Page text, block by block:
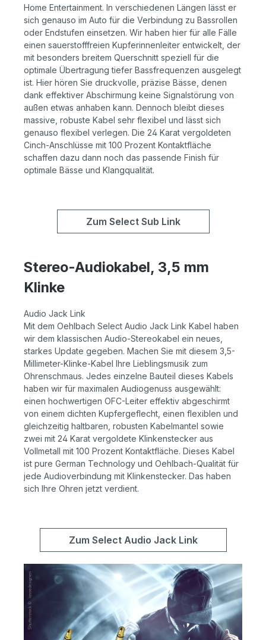
Home Entertainment. In verschiedenen Längen lässt er
sich genauso im Auto für die Verbindung zu Bassrollen
oder Endstufen einsetzen. Wir haben hier für alle Fälle
einen sauerstofffreien Kupferinnenleiter entwickelt, der
mit besonders breitem Querschnitt speziell für die
optimale Übertragung tiefer Bassfrequenzen ausgelegt
ist. Hier hören Sie druckvolle, präzise Bässe, denen
dank effektiver Abschirmung keine Signalstörung von
außen etwas anhaben kann. Dennoch bleibt dieses
massive, robuste Kabel sehr flexibel und lässt sich
genauso flexibel verlegen. Die 24 Karat vergoldeten
Cinch-Anschlüsse mit 100 Prozent Kontaktfläche
schaffen dazu dann noch das passende Finish für
optimale Bässe und Klangqualität.
Zum Select Sub Link
Stereo-Audiokabel, 3,5 mm
Klinke
Audio Jack Link
Mit dem Oehlbach Select Audio Jack Link Kabel haben
wir dem klassischen Audio-Stereokabel ein neues,
starkes Update gegeben. Machen Sie mit diesem 3,5-
Millimeter-Klinke-Kabel Ihre Lieblingsmusik zum
Ohrenschmaus. Jedes einzelne Bauteil dieses Kabels
haben wir für maximalen Audiogenuss ausgewählt:
einen hochwertigen OFC-Leiter effektiv abgeschirmt
von einem dichten Kupfergeflecht, einen flexiblen und
gleichzeitig haltbaren, robusten Kabelmantel sowie
zwei mit 24 Karat vergoldete Klinkenstecker aus
Vollmetall mit 100 Prozent Kontaktfläche. Dieses Kabel
ist pure German Technology und Oehlbach-Qualität für
jede Audioverbindung mit Klinkenstecker. Das haben
sich Ihre Ohren jetzt verdient.
Zum Select Audio Jack Link